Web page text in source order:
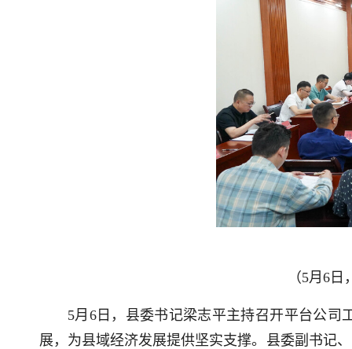
（5月6
5月6日，县委书记梁志平主持召开平台公
展，为县域经济发展提供坚实支撑。县委副书记